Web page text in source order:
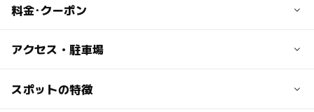
料金･クーポン
子供の料金
アクセス・駐車場
交通アクセス
スポットの特徴